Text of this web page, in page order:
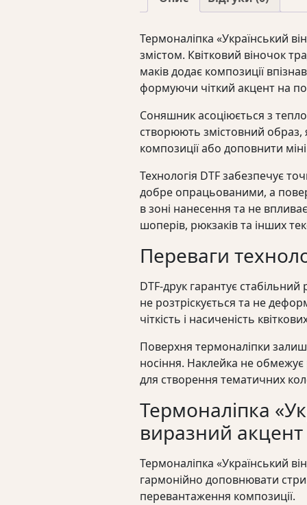
Термоналіпка «Український
змістом. Квітковий віночок
маків додає композиції
формуючи чіткий акцент на
Соняшник асоціюється з
створюють змістовний
композиції або доповнити
Технологія DTF забезпечує
добре опрацьованими, а
в зоні нанесення та не
шоперів, рюкзаків та інших
Переваги
DTF-друк гарантує
не розтріскується та не
чіткість і насиченість
Поверхня термоналіпки
носіння. Наклейка не обмежує
для створення тематичних
Термоналіпка
виразний акцент
Термоналіпка «Український
гармонійно доповнювати
перевантаження композиції.